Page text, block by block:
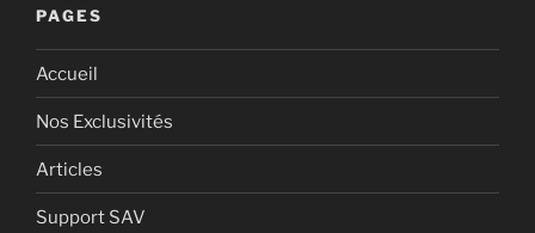
PAGES
Accueil
Nos Exclusivités
Articles
Support SAV